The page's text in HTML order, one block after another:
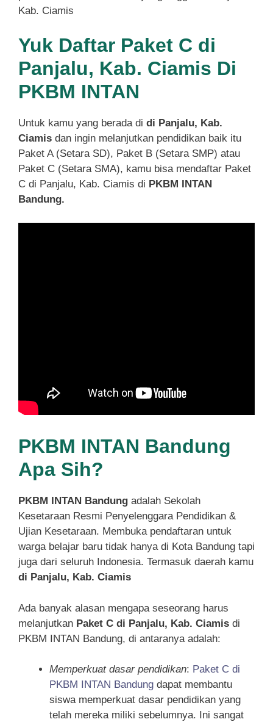
Kab. Ciamis
Yuk Daftar Paket C di
Panjalu, Kab. Ciamis Di
PKBM INTAN
Untuk kamu yang berada di di Panjalu, Kab.
Ciamis dan ingin melanjutkan pendidikan baik itu
Paket A (Setara SD), Paket B (Setara SMP) atau
Paket C (Setara SMA), kamu bisa mendaftar Paket
C di Panjalu, Kab. Ciamis di PKBM INTAN
Bandung.
PKBM INTAN Bandung
Apa Sih?
PKBM INTAN Bandung adalah Sekolah
Kesetaraan Resmi Penyelenggara Pendidikan &
Ujian Kesetaraan. Membuka pendaftaran untuk
warga belajar baru tidak hanya di Kota Bandung tapi
juga dari seluruh Indonesia. Termasuk daerah kamu
di Panjalu, Kab. Ciamis
Ada banyak alasan mengapa seseorang harus
melanjutkan Paket C di Panjalu, Kab. Ciamis di
PKBM INTAN Bandung, di antaranya adalah:
Memperkuat dasar pendidikan: Paket C di
PKBM INTAN Bandung dapat membantu
siswa memperkuat dasar pendidikan yang
telah mereka miliki sebelumnya. Ini sangat